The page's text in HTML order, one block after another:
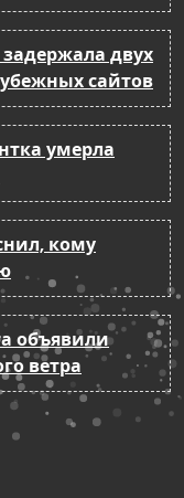
двух
сайтов
умерла
кому
объявили
ветра